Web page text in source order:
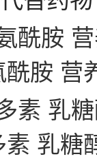
胺 营
乳糖